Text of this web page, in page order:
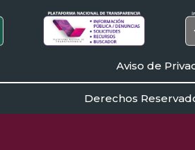
Aviso de
Derechos